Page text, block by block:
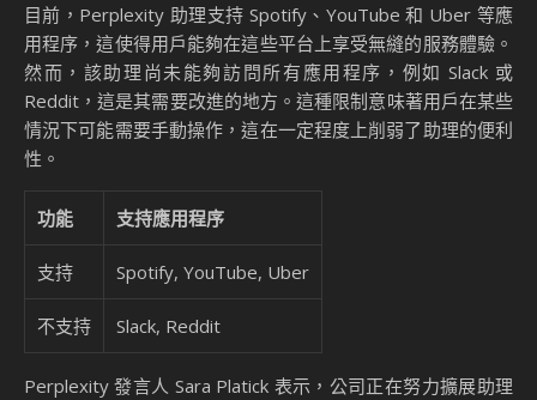
目前，Perplexity 助理支持 Spotify、YouTube 和 Uber 等應
用程序，這使得用戶能夠在這些平台上享受無縫的服務體驗。
然而，該助理尚未能夠訪問所有應用程序，例如 Slack 或
Reddit，這是其需要改進的地方。這種限制意味著用戶在某些
情況下可能需要手動操作，這在一定程度上削弱了助理的便利
性。
功能 支持應用程序
支持 Spotify, YouTube, Uber
不支持 Slack, Reddit
Perplexity 發言人 Sara Platick 表示，公司正在努力擴展助理